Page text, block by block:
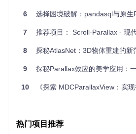
易用性
：只需添加类名，即可让普
效果，不需复杂的设置。
可定制性强 ：通过属性配置和
高性能：优化过的动画处理确保在
支持的浏览器中正常显示。
要体验Ukiyo.js 的神奇效果，请访问
准备好给你的网站增添一些动感了吗？
每一个滚动都成为视觉盛宴！
6 选择困境破解：pandasql与原
7 推荐项目： Scroll-Parallax - 现代化
8 探秘AtlasNet：3D物体重建的新
9 探秘Parallax效应的美学应用：一个致
10 《探索 MDCParallaxView：实现
热门项目推荐